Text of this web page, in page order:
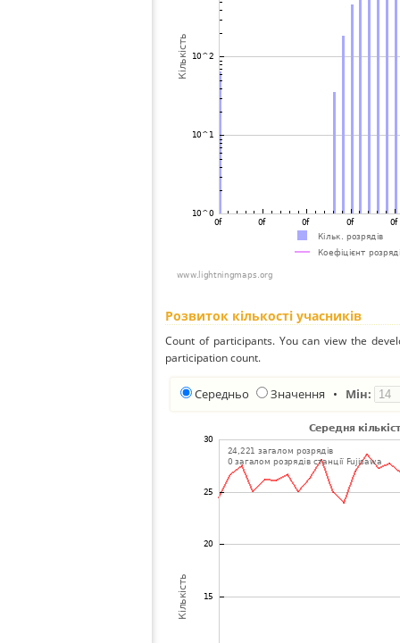
Розвиток кількості учасників
Count of participants. You can view the
participation count.
Середньо Значення • Мін: